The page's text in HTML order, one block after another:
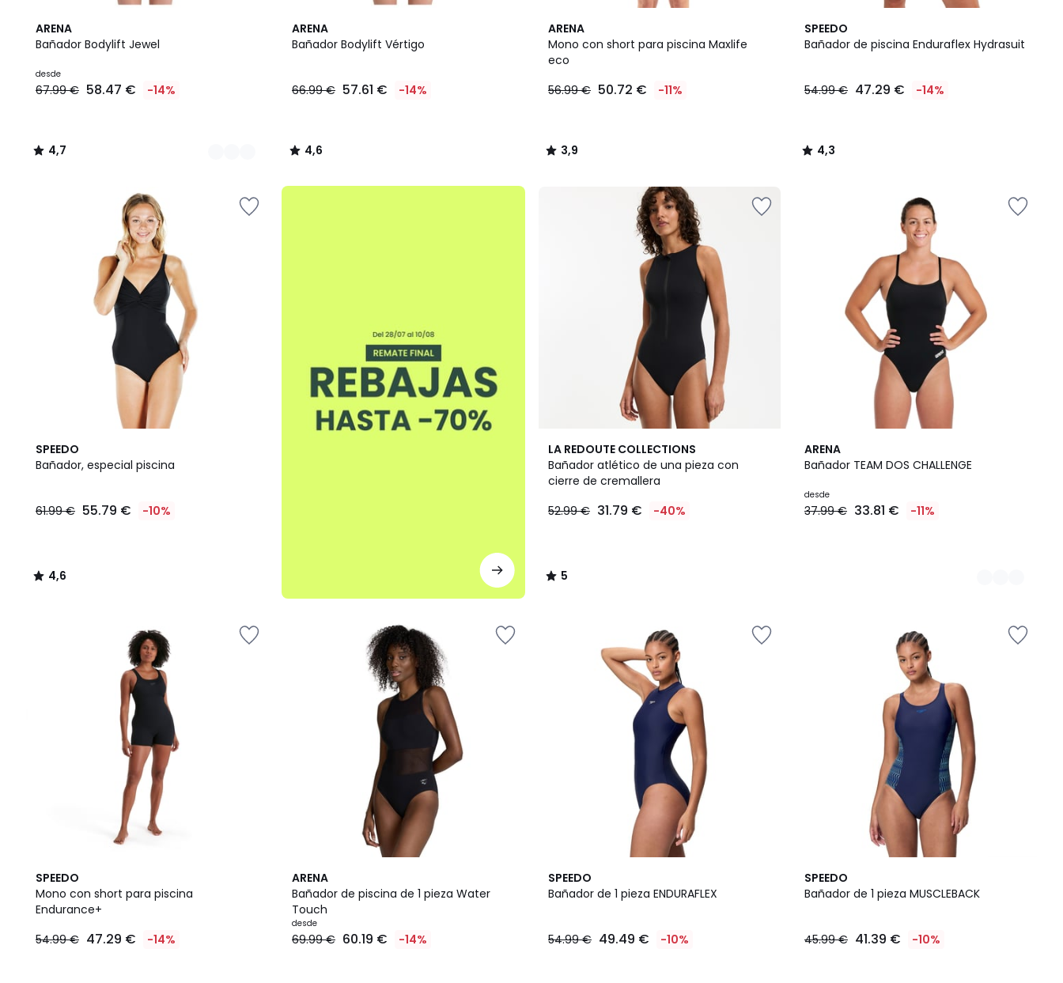
ARENA
Bañador Bodylift Jewel
Precio
a
€
desde
67.99 € 58.47 € -14%
4,7
/ 5
2
Colores
4,7
/
ARENA
Bañador Bodylift Vértigo
66.99 € 57.61 € -14%
4,6
/ 5
4,6
/
ARENA
Mono con short para piscina Maxlife
eco
56.99 € 50.72 € -11%
3,9
/ 5
3,9
/
SPEEDO
Bañador de piscina Enduraflex Hydrasuit
54.99 € 47.29 € -14%
4,3
/ 5
4,3
/
SPEEDO
Bañador, especial piscina
61.99 € 55.79 € -10%
4,6
/ 5
4,6
/
.
LA REDOUTE COLLECTIONS
Bañador atlético de una pieza con
cierre de cremallera
52.99 € 31.79 € -40%
5
/
5
5
/
ARENA
Bañador TEAM DOS CHALLENGE
desde
37.99 € 33.81 € -11%
3
Colores
SPEEDO
Mono con short para piscina
Endurance+
54.99 € 47.29 € -14%
5
/
5
ARENA
Bañador de piscina de 1 pieza Water
Touch
desde
69.99 € 60.19 € -14%
5
/
5
2
Colores
SPEEDO
Bañador de 1 pieza ENDURAFLEX
54.99 € 49.49 € -10%
2
Colores
SPEEDO
Bañador de 1 pieza MUSCLEBACK
45.99 € 41.39 € -10%